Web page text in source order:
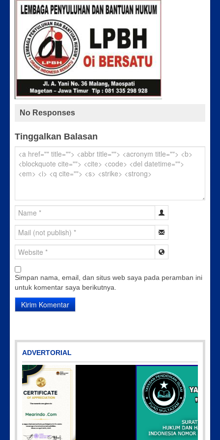
No Responses
Tinggalkan Balasan
Simpan nama, email, dan situs web saya pada peramban ini
untuk komentar saya berikutnya.
ADVERTORIAL